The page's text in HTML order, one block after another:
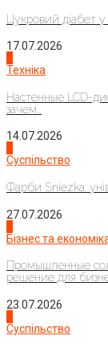
Цукровий діабет у
17.07.2026
Техніка
Настенные LCD-
зачем...
14.07.2026
Суспільство
Фарби Sniezka:
27.07.2026
Бізнес та
Промышленные
решение для
23.07.2026
Суспільство